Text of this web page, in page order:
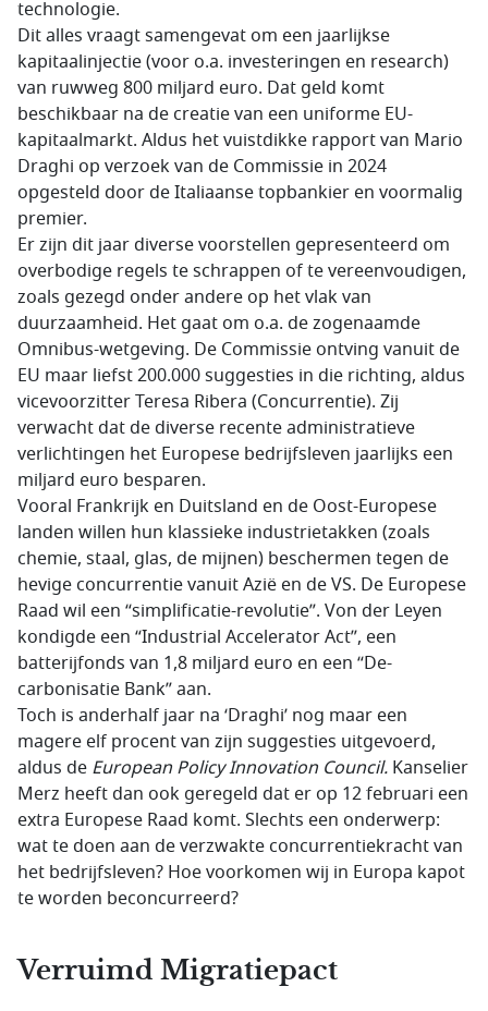
technologie.
Dit alles vraagt samengevat om een jaarlijkse
kapitaalinjectie (voor o.a. investeringen en research)
van ruwweg 800 miljard euro. Dat geld komt
beschikbaar na de creatie van een uniforme EU-
kapitaalmarkt. Aldus het vuistdikke rapport van Mario
Draghi op verzoek van de Commissie in 2024
opgesteld door de Italiaanse topbankier en voormalig
premier.
Er zijn dit jaar diverse voorstellen gepresenteerd om
overbodige regels te schrappen of te vereenvoudigen,
zoals gezegd onder andere op het vlak van
duurzaamheid. Het gaat om o.a. de zogenaamde
Omnibus-wetgeving. De Commissie ontving vanuit de
EU maar liefst 200.000 suggesties in die richting, aldus
vicevoorzitter Teresa Ribera (Concurrentie). Zij
verwacht dat de diverse recente administratieve
verlichtingen het Europese bedrijfsleven jaarlijks een
miljard euro besparen.
Vooral Frankrijk en Duitsland en de Oost-Europese
landen willen hun klassieke industrietakken (zoals
chemie, staal, glas, de mijnen) beschermen tegen de
hevige concurrentie vanuit Azië en de VS. De Europese
Raad wil een “simplificatie-revolutie”. Von der Leyen
kondigde een “Industrial Accelerator Act”, een
batterijfonds van 1,8 miljard euro en een “De-
carbonisatie Bank” aan.
Toch is anderhalf jaar na ‘Draghi’ nog maar een
magere elf procent van zijn suggesties uitgevoerd,
aldus de European Policy Innovation Council. Kanselier
Merz heeft dan ook geregeld dat er op 12 februari een
extra Europese Raad komt. Slechts een onderwerp:
wat te doen aan de verzwakte concurrentiekracht van
het bedrijfsleven? Hoe voorkomen wij in Europa kapot
te worden beconcurreerd?
Verruimd Migratiepact